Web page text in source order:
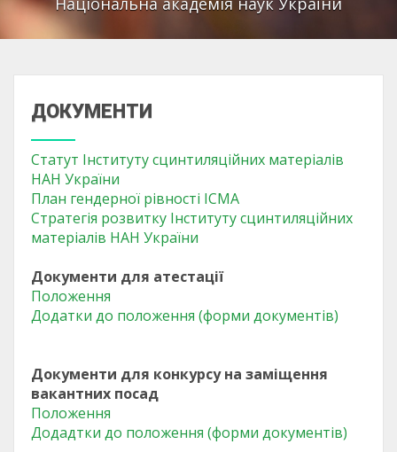
ДОКУМЕНТИ
Статут Інституту сцинтиляційних матеріалів
НАН України
План гендерної рівності ІСМА
Стратегія розвитку Інституту сцинтиляційних
матеріалів НАН України
Документи для атестації
Положення
Додатки до положення (форми документів)
Документи для конкурсу на заміщення
вакантних посад
Положення
Додадтки до положення (форми документів)